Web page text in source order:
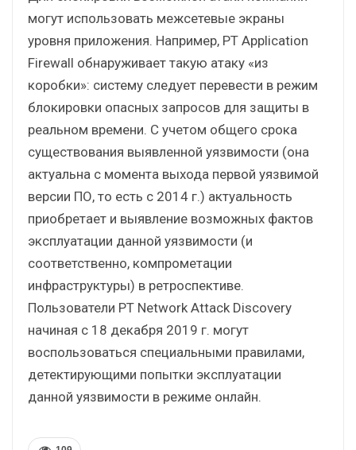
могут использовать межсетевые экраны
уровня приложения. Например, PT Application
Firewall обнаруживает такую атаку «из
коробки»: систему следует перевести в режим
блокировки опасных запросов для защиты в
реальном времени. С учетом общего срока
существования выявленной уязвимости (она
актуальна с момента выхода первой уязвимой
версии ПО, то есть с 2014 г.) актуальность
приобретает и выявление возможных фактов
эксплуатации данной уязвимости (и
соответственно, компрометации
инфраструктуры) в ретроспективе.
Пользователи PT Network Attack Discovery
начиная с 18 декабря 2019 г. могут
воспользоваться специальными правилами,
детектирующими попытки эксплуатации
данной уязвимости в режиме онлайн.